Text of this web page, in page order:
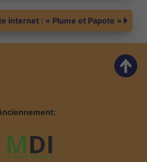
internet : « Plume et Papote »